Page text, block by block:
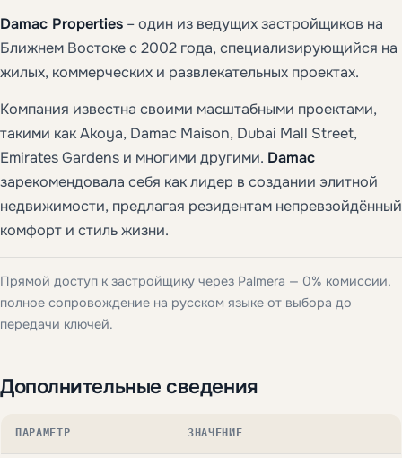
Damac Properties – один из ведущих застройщиков на
Ближнем Востоке с 2002 года, специализирующийся на
жилых, коммерческих и развлекательных проектах.
Компания известна своими масштабными проектами,
такими как Akoya, Damac Maison, Dubai Mall Street,
Emirates Gardens и многими другими. Damac
зарекомендовала себя как лидер в создании элитной
недвижимости, предлагая резидентам непревзойдённый
комфорт и стиль жизни.
Прямой доступ к застройщику через Palmera — 0% комиссии,
полное сопровождение на русском языке от выбора до
передачи ключей.
Дополнительные сведения
ПАРАМЕТР ЗНАЧЕНИЕ